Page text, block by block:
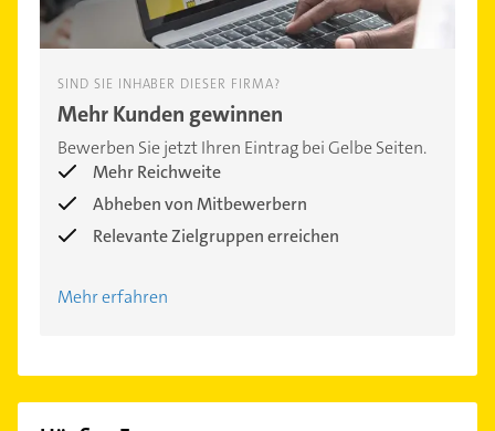
SIND SIE INHABER DIESER FIRMA?
Mehr Kunden gewinnen
Bewerben Sie jetzt Ihren Eintrag bei Gelbe Seiten.
Mehr Reichweite
Abheben von Mitbewerbern
Relevante Zielgruppen erreichen
Mehr erfahren